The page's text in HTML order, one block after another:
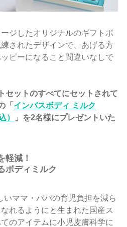
ジしたオリジナルのギフトボ
されたデザインで、あげる方
ピーになること間違いなしで
セットのすべてにセットされて
「 インバスボディ ミルク
）
」を2名様にプレゼントいた
軽減！
ボディミルク
いママ・パパの育児負担を減ら
れるようにと生まれた国産ス
のアイテムに小児皮膚科学に